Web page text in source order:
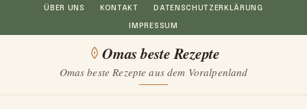
Inhalt
ÜBER UNS KONTAKT DATENSCHUTZERKLÄRUNG
IMPRESSUM
Omas beste Rezepte
Omas beste Rezepte aus dem Voralpenland